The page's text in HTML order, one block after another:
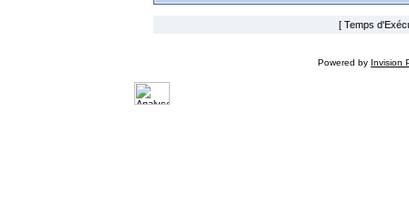
[ Temps
Powered by Invision